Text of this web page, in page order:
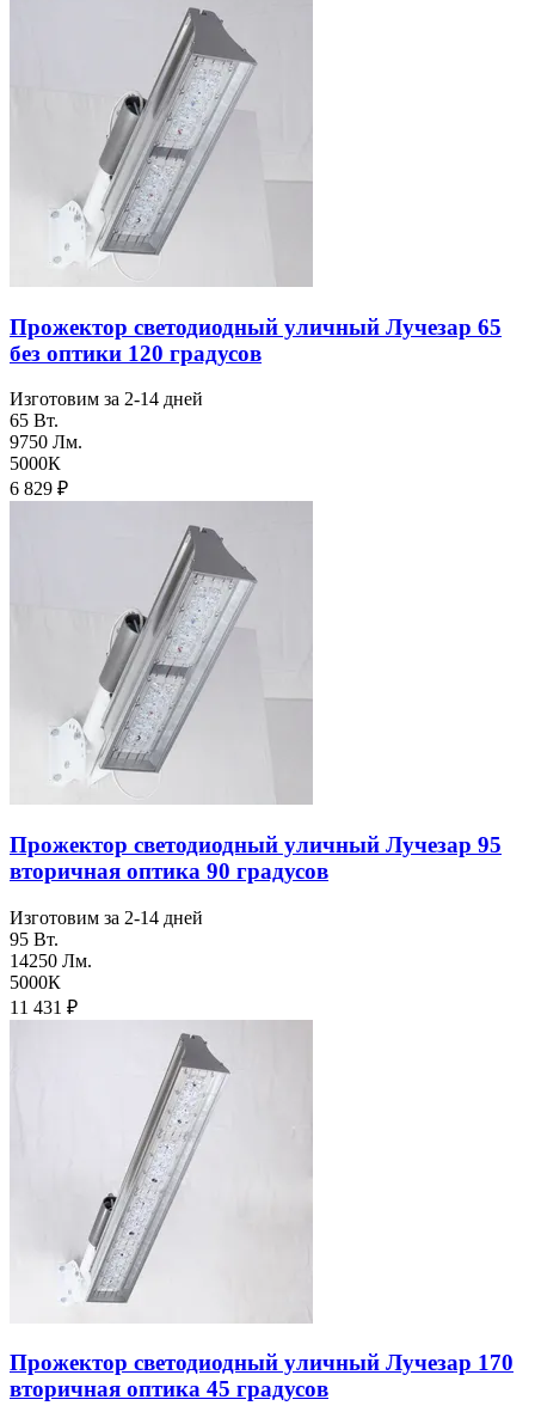
Прожектор светодиодный уличный Лучезар 65
без оптики 120 градусов
Изготовим за 2-14 дней
65 Вт.
9750 Лм.
5000К
6 829 ₽
Прожектор светодиодный уличный Лучезар 95
вторичная оптика 90 градусов
Изготовим за 2-14 дней
95 Вт.
14250 Лм.
5000К
11 431 ₽
Прожектор светодиодный уличный Лучезар 170
вторичная оптика 45 градусов